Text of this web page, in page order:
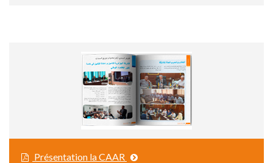
Présentation la CAAR